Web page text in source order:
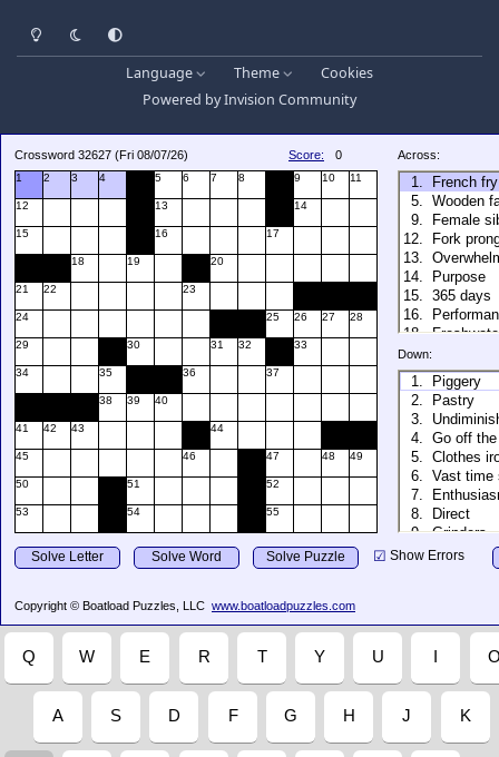
Light ModeDark ModeSystem Preference
Language Theme
Cookies
Powered byInvision Community